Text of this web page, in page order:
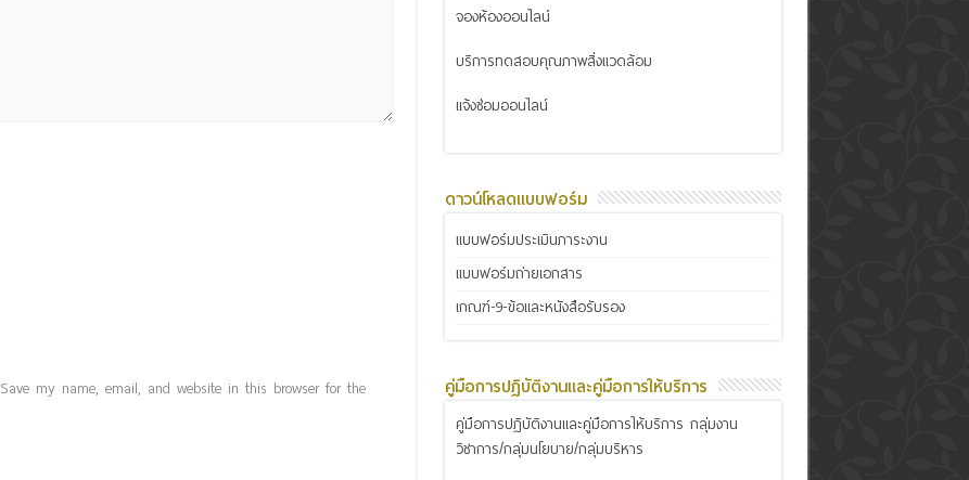
Save my name, email, and website in this browser for the
จองห้องออนไลน์
บริการทดสอบคุณภาพสิ่งแวดล้อม
แจ้งซ่อมออนไลน์
ดาวน์โหลดแบบฟอร์ม
แบบฟอร์มประเมินภาระงาน
แบบฟอร์มถ่ายเอกสาร
เกณฑ์-9-ข้อและหนังสือรับรอง
คู่มือการปฏิบัติงานและคู่มือการให้บริการ
คู่มือการปฏิบัติงานและคู่มือการให้บริการ กลุ่มงาน
วิชาการ/กลุ่มนโยบาย/กลุ่มบริหาร